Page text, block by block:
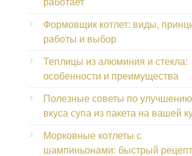
работает
Формовщик котлет: виды,
работы и выбор
Теплицы из алюминия и стекла:
особенности и преимущества
Полезные советы по улучшению
вкуса супа из пакета на вашей
Морковные котлеты с
шампиньонами: быстрый рецепт